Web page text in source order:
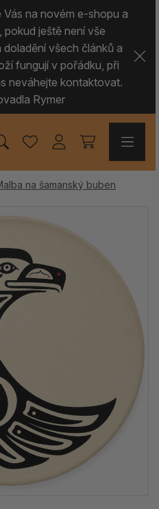
na novém e-shopu a
ještě není vše
všech článků a
fungují v pořádku, při
neváhejte kontaktovat.
Rymer
na šamanský buben